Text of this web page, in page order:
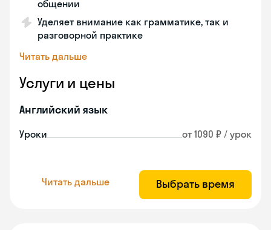
общении
Уделяет внимание как грамматике, так и
разговорной практике
Читать дальше
Услуги и цены
Английский язык
Уроки от 1090 ₽ / урок
Читать дальше Выбрать время